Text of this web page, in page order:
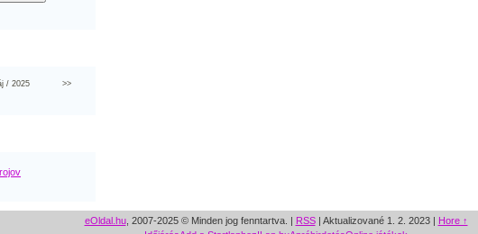
/ 2025 >>
eOldal.hu, 2007-2025 © Minden jog fenntartva. | RSS| Aktualizované 1. 2. 2023| Hore ↑